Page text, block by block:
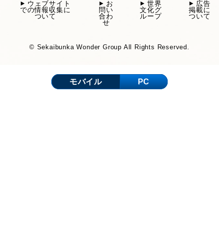
ウェブサイト
での情報収集に
ついて
お
問い
合わ
せ
世界
文化グ
ループ
広告
掲載に
ついて
© Sekaibunka Wonder Group All Rights Reserved.
モバイル PC